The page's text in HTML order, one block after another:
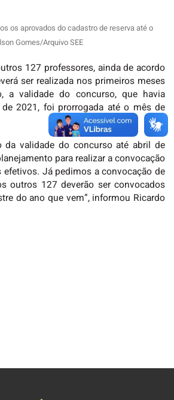
os aprovados do cadastro de reserva até o
Gomes/Arquivo SEE
127 professores, ainda de acordo
ser realizada nos primeiros meses
a validade do concurso, que havia
2021, foi prorrogada até o mês de
da validade do concurso até abril de
para realizar a convocação
Já pedimos a convocação de
outros 127 deverão ser convocados
do ano que vem”, informou Ricardo